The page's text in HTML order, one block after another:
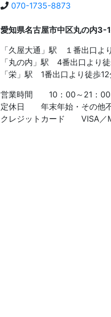
070-1735-8873
愛知県名古屋市中区丸の内
「久屋大通」駅 １番出口よ
「丸の内」駅 4番出口より
「栄」駅 1番出口より徒歩12
営業時間 10：00～21：00
定休日 年末年始・その他
クレジットカード VISA／